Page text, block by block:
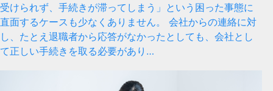
受けられず、手続きが滞ってしまう」という困った事態に
直面するケースも少なくありません。 会社からの連絡に対
し、たとえ退職者から応答がなかったとしても、会社とし
て正しい手続きを取る必要があり…